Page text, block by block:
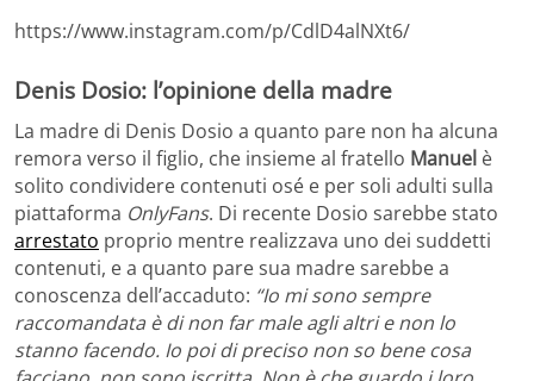
https://www.instagram.com/p/CdlD4alNXt6/
Denis Dosio: l’opinione della madre
La madre di Denis Dosio a quanto pare non ha alcuna
remora verso il figlio, che insieme al fratello Manuel è
solito condividere contenuti osé e per soli adulti sulla
piattaforma OnlyFans. Di recente Dosio sarebbe stato
arrestato proprio mentre realizzava uno dei suddetti
contenuti, e a quanto pare sua madre sarebbe a
conoscenza dell’accaduto: “Io mi sono sempre
raccomandata è di non far male agli altri e non lo
stanno facendo. Io poi di preciso non so bene cosa